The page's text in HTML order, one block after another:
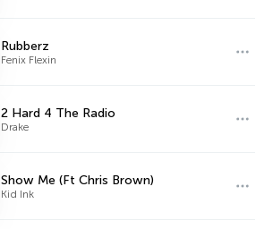
Rubberz
Fenix Flexin
2 Hard 4 The Radio
Drake
Show Me (Ft Chris Brown)
Kid Ink